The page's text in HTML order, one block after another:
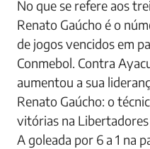
Quem são os técnicos
Libertadores? (Foto:
No que se refere aos
Renato Gaúcho é o
de jogos vencidos em